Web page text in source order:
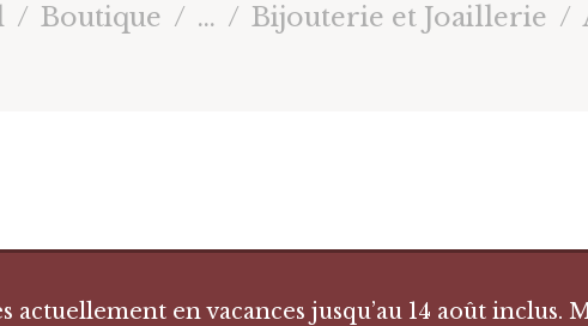
Boutique ... Bijouterie et Joaillerie
actuellement en vacances jusqu’au 14 août